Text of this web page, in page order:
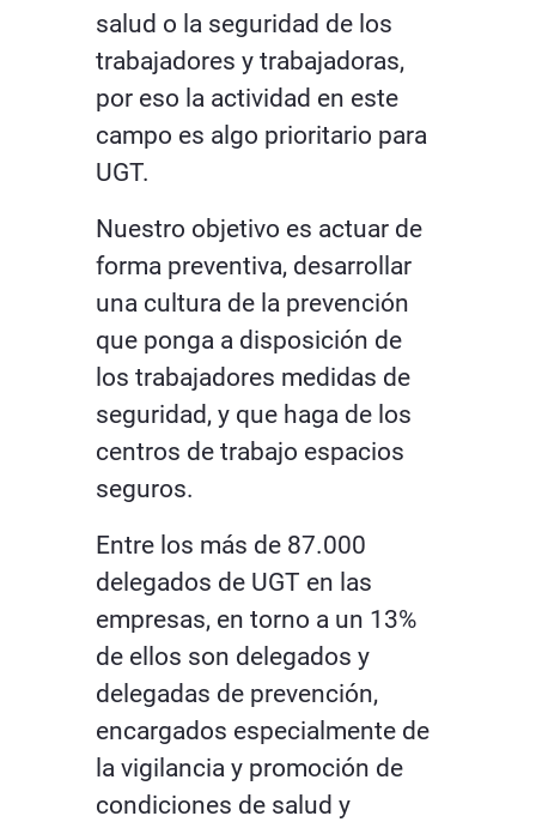
salud o la seguridad de los
trabajadores y trabajadoras,
por eso la actividad en este
campo es algo prioritario para
UGT.
Nuestro objetivo es actuar de
forma preventiva, desarrollar
una cultura de la prevención
que ponga a disposición de
los trabajadores medidas de
seguridad, y que haga de los
centros de trabajo espacios
seguros.
Entre los más de 87.000
delegados de UGT en las
empresas, en torno a un 13%
de ellos son delegados y
delegadas de prevención,
encargados especialmente de
la vigilancia y promoción de
condiciones de salud y